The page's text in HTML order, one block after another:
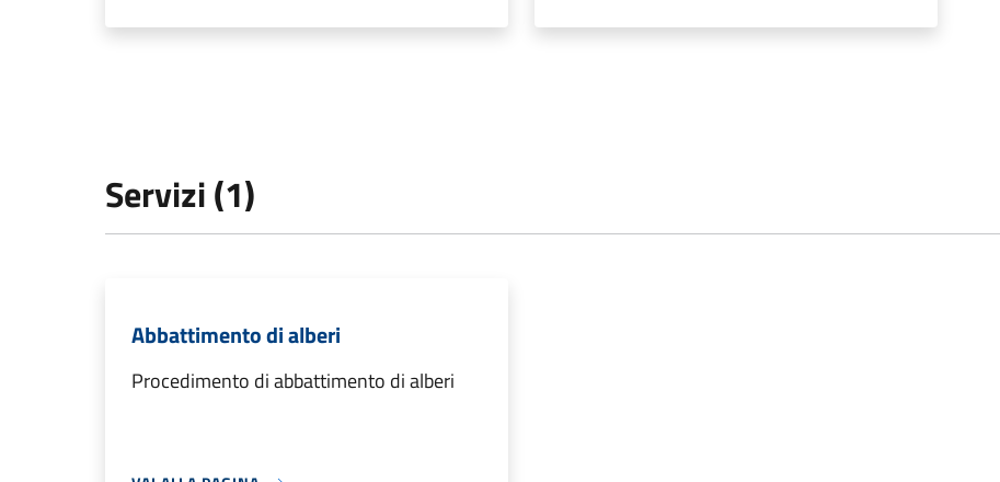
Servizi (1)
Abbattimento di alberi
Procedimento di abbattimento di alberi